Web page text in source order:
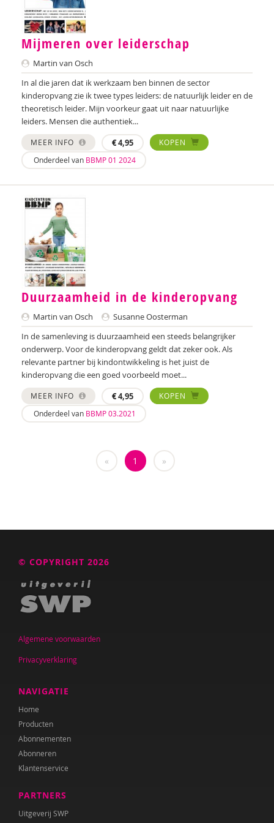
Iris Andriessen
Nilay Ardjosemito
Nishaan Ardjosemito
Siela Ardjosemito-Jethoe
Nicole van Asten
Diverse auteurs
Roli Ayutsede
Ben Baarda
Anne-Floor Bakker
Carolina Bakker
Miriam Barendregt
Ana del Barrio Saiz
Daniëlla Bastin
Henriet Bathoorn
Laura Batstra
Rebecca Beck
Kim van den Berg
Remco van den Berg
Willeke van den Berg-Meijerhoven
Bram Berkhout
Annemiek van Beurden
Saskia van Beveren
Saskia Beverloo
Iva Bicanic
Mijmeren over leiderschap
Martin van Osch
In al die jaren dat ik werkzaam ben binnen de sector
kinderopvang zie ik twee types leiders: de natuurlijk leider en de
theoretisch leider. Mijn voorkeur gaat uit naar natuurlijke
leiders. Mensen die authentiek...
MEER INFO €4,95
KOPEN
Onderdeel van BBMP 01 2024
Duurzaamheid in de kinderopvang
Martin van Osch
Susanne Oosterman
In de samenleving is duurzaamheid een steeds belangrijker
onderwerp. Voor de kinderopvang geldt dat zeker ook. Als
relevante partner bij kindontwikkeling is het juist de
kinderopvang die een goed voorbeeld moet...
MEER INFO €4,95
KOPEN
Onderdeel van BBMP 03.2021
« 1 »
© COPYRIGHT 2026
Algemene voorwaarden
Privacyverklaring
NAVIGATIE
Home
Producten
Abonnementen
Abonneren
Klantenservice
PARTNERS
Uitgeverij SWP